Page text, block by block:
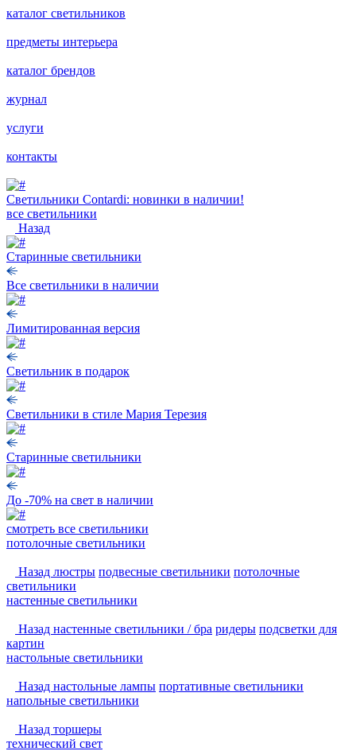
каталог светильников
предметы интерьера
каталог брендов
журнал
услуги
контакты
Светильники Contardi: новинки в наличии!
все светильники
Назад
Старинные светильники
Все светильники в наличии
Лимитированная версия
Светильник в подарок
Светильники в стиле Мария Терезия
Старинные светильники
До -70% на свет в наличии
смотреть все светильники
потолочные светильники
Назад люстры подвесные светильники потолочные
светильники
настенные светильники
Назад настенные светильники / бра ридеры подсветки для
картин
настольные светильники
Назад настольные лампы портативные светильники
напольные светильники
Назад торшеры
технический свет